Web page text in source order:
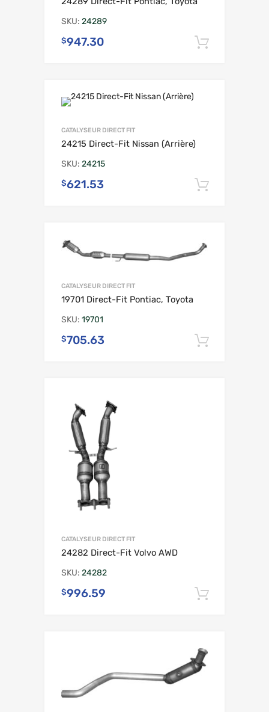
SKU: 24289
$947.30
CATALYSEUR DIRECT FIT
24215 Direct-Fit Nissan (Arrière)
SKU: 24215
$621.53
CATALYSEUR DIRECT FIT
19701 Direct-Fit Pontiac, Toyota
SKU: 19701
$705.63
CATALYSEUR DIRECT FIT
24282 Direct-Fit Volvo AWD
SKU: 24282
$996.59